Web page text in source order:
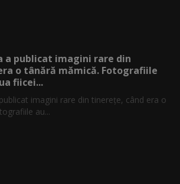
a publicat imagini rare din
o tânără mămică. Fotografiile
fiicei...
imagini rare din tinerețe, când era o
au...